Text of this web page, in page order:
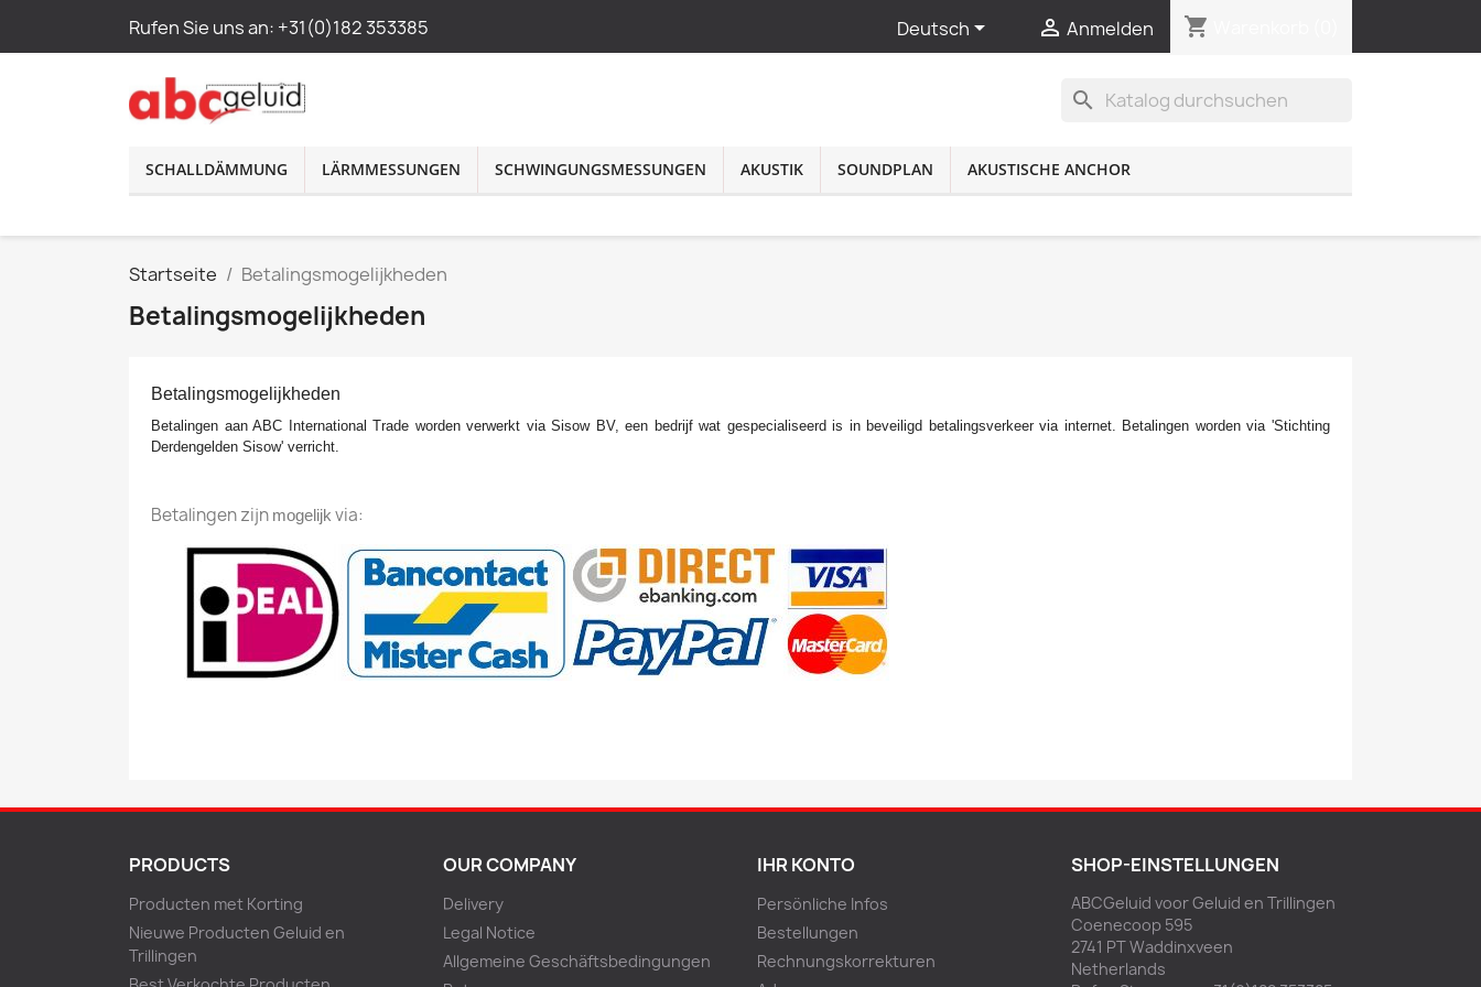
Rufen Sie uns an: +31(0)182 353385 Deutsch  Anmelden shopping_cart
search
SCHALLDÄMMUNG LÄRMMESSUNGEN SCHWINGUNGSMESSUNGEN AKUSTIK SOUNDPLAN AKUSTISCHE ANCHOR
Startseite Betalingsmogelijkheden
Betalingsmogelijkheden
Betalingsmogelijkheden
Betalingen aan ABC International Trade worden verwerkt via Sisow BV, een bedrijf wat gespecialiseerd is in beveiligd betalingsverkeer via internet. Betalingen worden via 'Stichting
Derdengelden Sisow' verricht.
Betalingen zijn mogelijk via:
PRODUCTS
Producten met Korting
Nieuwe Producten Geluid en
Trillingen
OUR COMPANY
Delivery
Legal Notice
Allgemeine Geschäftsbedingungen
IHR KONTO
Persönliche Infos
Bestellungen
Rechnungskorrekturen
SHOP-EINSTELLUNGEN
ABCGeluid voor Geluid en Trillingen
Coenecoop 595
2741 PT Waddinxveen
Netherlands